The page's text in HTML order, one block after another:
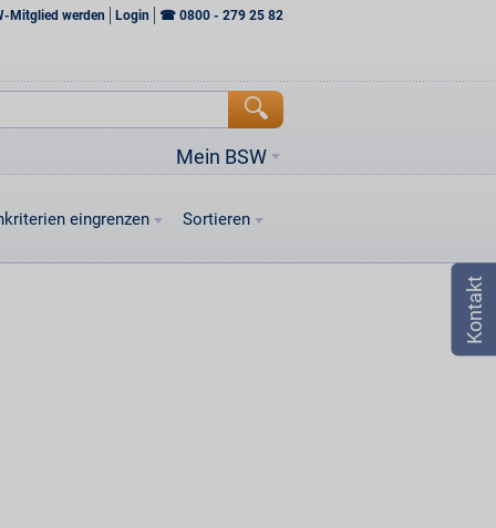
Mitglied werden Login ☎ 0800 - 279 25 82
Mein BSW
eingrenzen Sortieren